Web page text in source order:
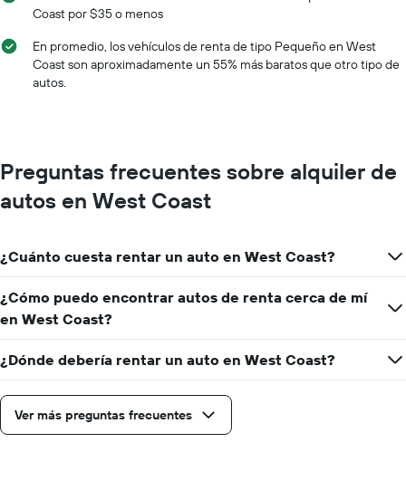
Coast por $35 o menos
En promedio, los vehículos de renta de tipo Pequeño en West
Coast son aproximadamente un 55% más baratos que otro tipo de
autos.
Preguntas frecuentes sobre alquiler de
autos en West Coast
¿Cuánto cuesta rentar un auto en West Coast?
¿Cómo puedo encontrar autos de renta cerca de mí
en West Coast?
¿Dónde debería rentar un auto en West Coast?
Ver más preguntas frecuentes